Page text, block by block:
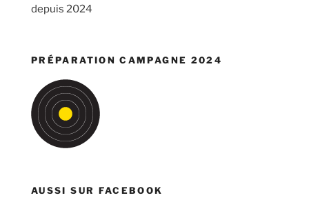
depuis 2024
PRÉPARATION CAMPAGNE 2024
AUSSI SUR FACEBOOK